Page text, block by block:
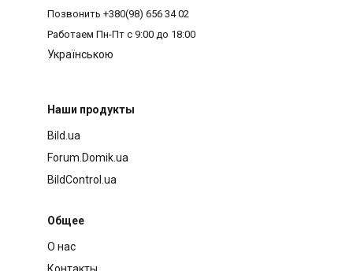
Позвонить +380(98) 656 34 02
Работаем Пн-Пт с 9:00 до 18:00
Українською
Наши продукты
Bild.ua
Forum.Domik.ua
BildControl.ua
Общее
О нас